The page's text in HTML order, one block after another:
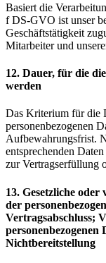
Basiert die
f DS-GVO ist unser
Geschäftstätigkeit
Mitarbeiter und
12. Dauer, für die
werden
Das Kriterium für die
personenbezogenen
Aufbewahrungsfrist.
entsprechenden
zur Vertragserfüllung
13. Gesetzliche
der
Vertragsabschluss;
personenbezogenen
Nichtbereitstellung